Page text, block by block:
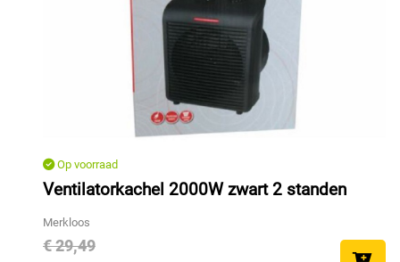
Op voorraad
Ventilatorkachel 2000W zwart 2 standen
Merkloos
€ 29,49